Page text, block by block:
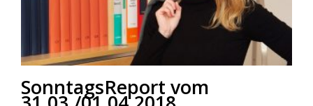
SonntagsReport vom